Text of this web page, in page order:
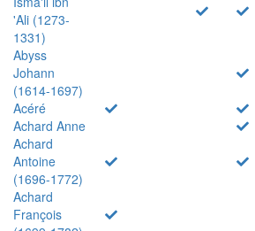
'Ali (1273-
1331)
Abyss
Johann
(1614-1697)
Acéré
Achard Anne
Achard
Antoine
(1696-1772)
Achard
François